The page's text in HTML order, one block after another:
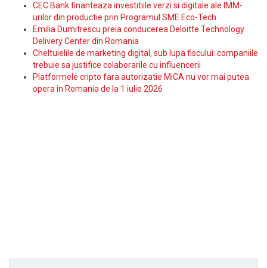
CEC Bank finanteaza investitiile verzi si digitale ale IMM-
urilor din productie prin Programul SME Eco-Tech
Emilia Dumitrescu preia conducerea Deloitte Technology
Delivery Center din Romania
Cheltuielile de marketing digital, sub lupa fiscului: companiile
trebuie sa justifice colaborarile cu influencerii
Platformele cripto fara autorizatie MiCA nu vor mai putea
opera in Romania de la 1 iulie 2026